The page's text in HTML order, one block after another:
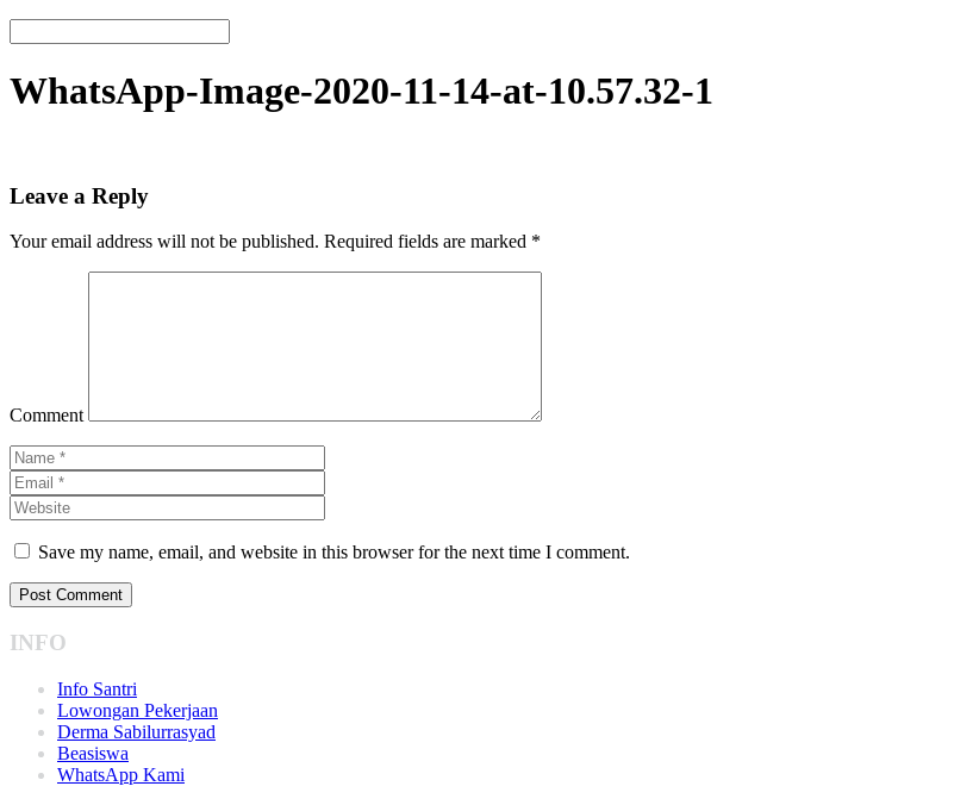
WhatsApp-Image-2020-11-14-at-10.57.32-1
Leave a Reply
Your email address will not be published. Required fields are marked *
Comment
Save my name, email, and website in this browser for the next time I comment.
INFO
Info Santri
Lowongan Pekerjaan
Derma Sabilurrasyad
Beasiswa
WhatsApp Kami